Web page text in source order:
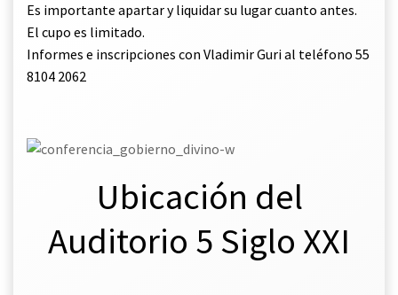
Es importante apartar y liquidar su lugar cuanto antes.
El cupo es limitado.
Informes e inscripciones con Vladimir Guri al teléfono 55
8104 2062
Ubicación del
Auditorio 5 Siglo XXI